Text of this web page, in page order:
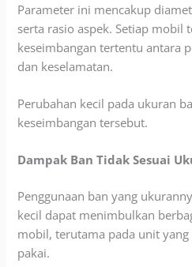
Parameter ini mencakup
serta rasio aspek. Setiap mobil
keseimbangan tertentu antara
dan keselamatan.
Perubahan kecil pada ukuran
keseimbangan tersebut.
Dampak Ban Tidak Sesuai
Penggunaan ban yang
kecil dapat menimbulkan
mobil, terutama pada unit
pakai.